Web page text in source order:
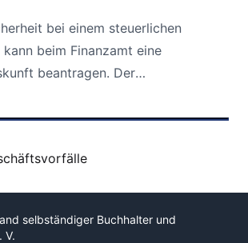
bei einem steuerlichen
beim Finanzamt eine
beantragen. Der
selbständiger Buchhalter und
V.